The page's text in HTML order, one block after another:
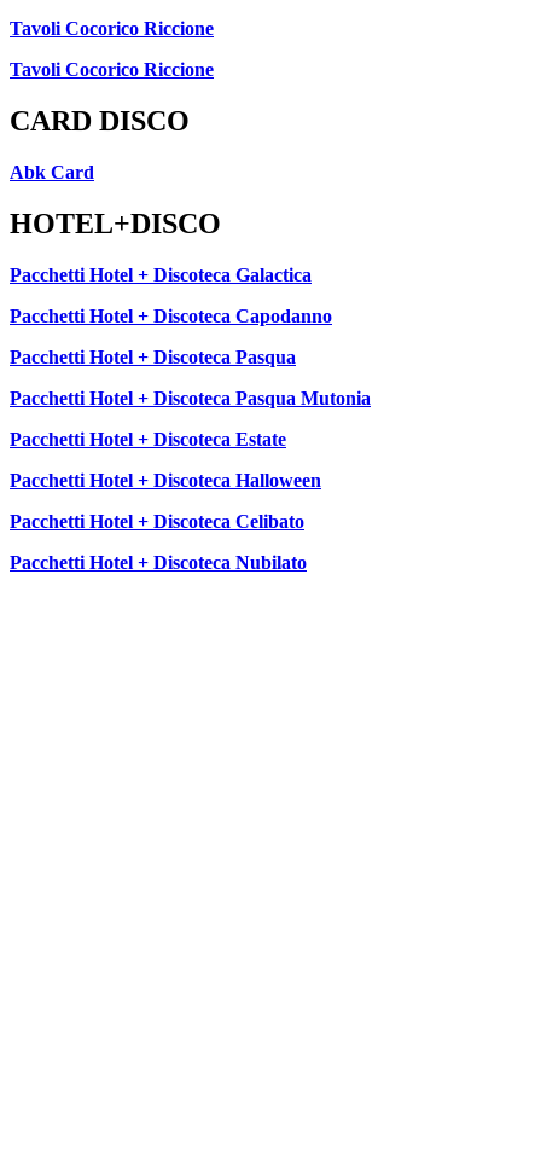
Tavoli Cocorico Riccione
Tavoli Cocorico Riccione
CARD DISCO
Abk Card
HOTEL+DISCO
Pacchetti Hotel + Discoteca Galactica
Pacchetti Hotel + Discoteca Capodanno
Pacchetti Hotel + Discoteca Pasqua
Pacchetti Hotel + Discoteca Pasqua Mutonia
Pacchetti Hotel + Discoteca Estate
Pacchetti Hotel + Discoteca Halloween
Pacchetti Hotel + Discoteca Celibato
Pacchetti Hotel + Discoteca Nubilato